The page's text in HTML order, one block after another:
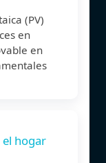
(PV)
en
en
hogar